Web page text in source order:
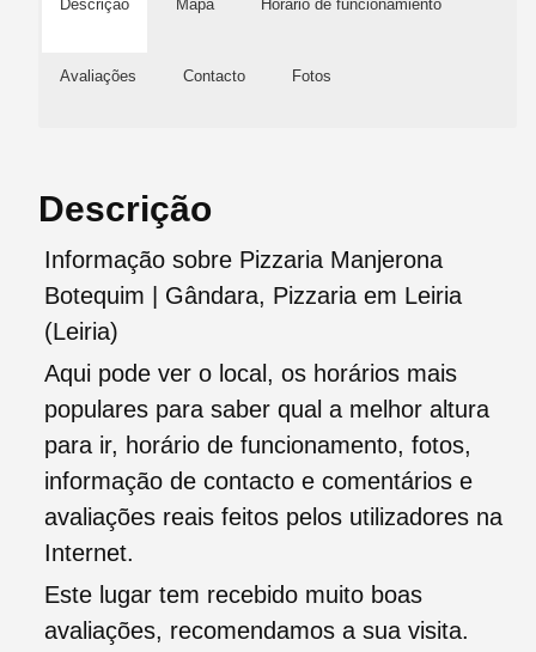
Descrição Mapa Horário de funcionamiento
Avaliações Contacto Fotos
Descrição
Informação sobre Pizzaria Manjerona
Botequim | Gândara, Pizzaria em Leiria
(Leiria)
Aqui pode ver o local, os horários mais
populares para saber qual a melhor altura
para ir, horário de funcionamento, fotos,
informação de contacto e comentários e
avaliações reais feitos pelos utilizadores na
Internet.
Este lugar tem recebido muito boas
avaliações, recomendamos a sua visita.